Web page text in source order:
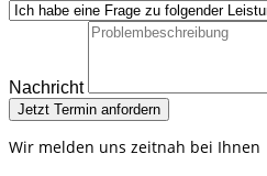
Nachricht
Jetzt Termin anfordern
Wir melden uns zeitnah bei Ihnen